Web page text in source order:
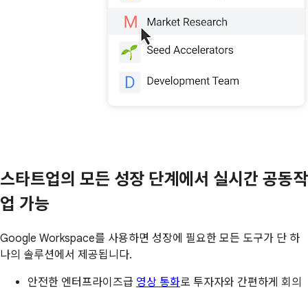
스타트업의 모든 성장 단계에서 실시간 공동작
업 가능
Google Workspace를 사용하면 성장에 필요한 모든 도구가 단 하
나의 솔루션에서 제공됩니다.
안전한 엔터프라이즈급 영상 통화로 투자자와 간편하게 회의